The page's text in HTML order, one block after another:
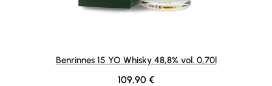
Benrinnes 15 YO Whisky 48,8% vol. 0,70l
Regulärer Preis:
109,90 €